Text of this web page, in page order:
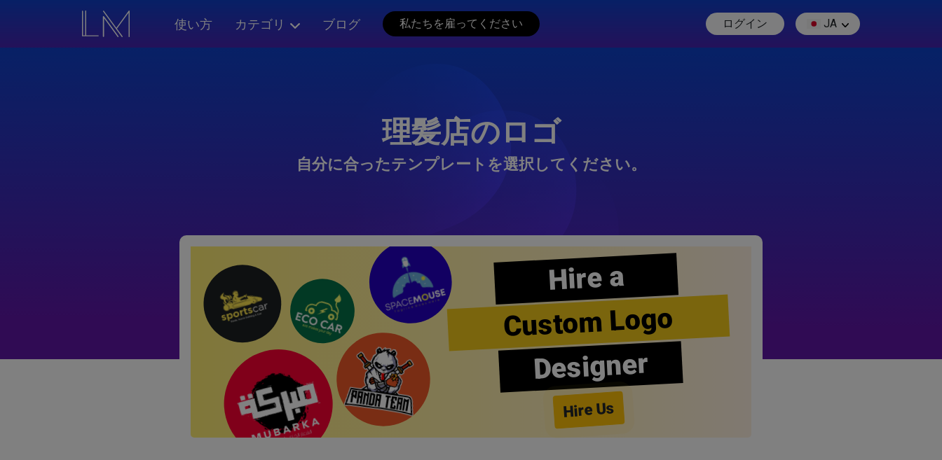
使い方 カテゴリ ブログ 私たちを雇ってください ログイン JA
理髪店のロゴ
自分に合ったテンプレートを選択してください。
Hire a
Custom Logo
Designer
Hire Us